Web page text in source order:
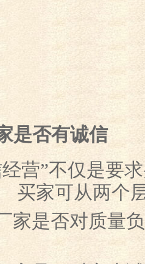
是否有诚信
营”不仅是要
买家可从两个
家是否对质量